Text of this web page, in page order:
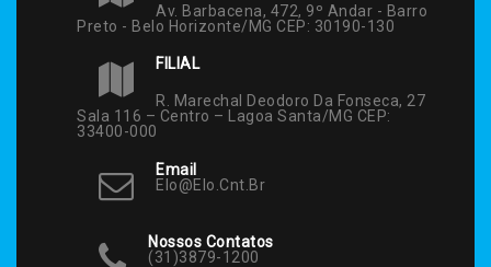
Av. Barbacena, 472, 9º Andar - Barro
Preto - Belo Horizonte/MG CEP: 30190-130
FILIAL
R. Marechal Deodoro Da Fonseca, 27
Sala 116 – Centro – Lagoa Santa/MG CEP:
33400-000
Email
Elo@elo.cnt.br
Nossos Contatos
(31)3879-1200